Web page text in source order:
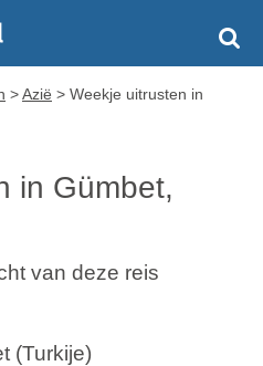
>Azië > Weekje uitrusten in
in Gümbet,
(Turkije)